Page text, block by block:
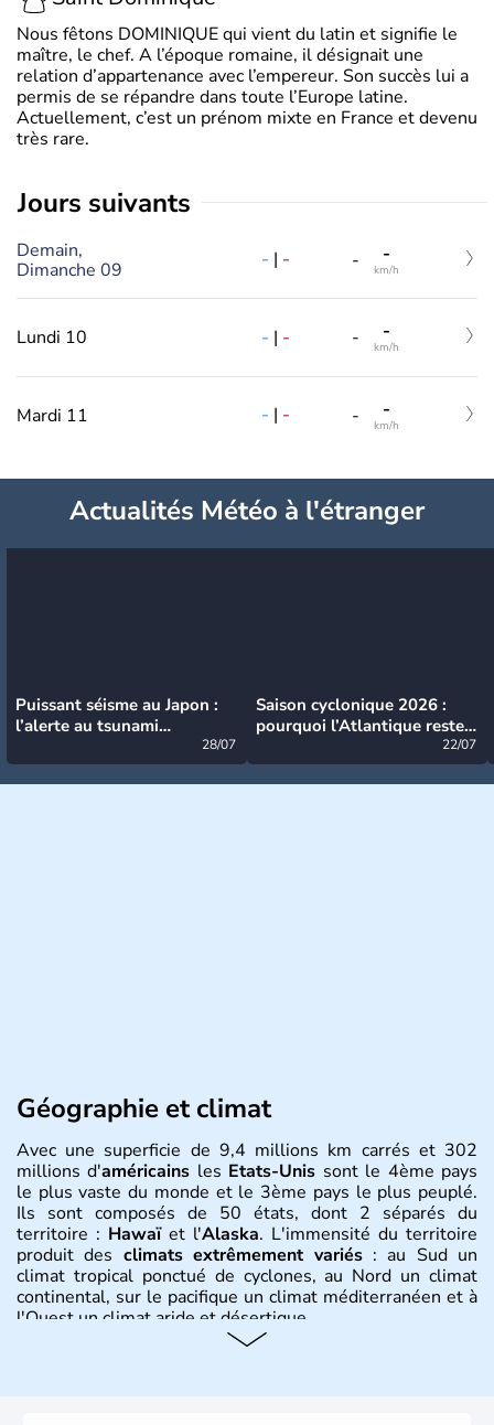
Nous fêtons DOMINIQUE qui vient du latin et signifie le
maître, le chef. A l’époque romaine, il désignait une
relation d’appartenance avec l’empereur. Son succès lui a
permis de se répandre dans toute l’Europe latine.
Actuellement, c’est un prénom mixte en France et devenu
très rare.
jours suivants
Demain,
Dimanche 09
- | - - -
km/h
Lundi 10 - | - - -
km/h
Mardi 11 - | - - -
km/h
Actualités Météo à l'étranger
Puissant séisme au Japon :
l’alerte au tsunami
28/07
Saison cyclonique 2026 :
pourquoi l’Atlantique reste
22/07
Géographie et climat
Avec une superficie de 9,4 millions km carrés et 302
millions d'américains les Etats-Unis sont le 4ème pays
le plus vaste du monde et le 3ème pays le plus peuplé.
Ils sont composés de 50 états, dont 2 séparés du
territoire : Hawaïet l'Alaska. L'immensité du territoire
produit des climats extrêmement variés: au Sud un
climat tropical ponctué de cyclones, au Nord un climat
continental, sur le pacifique un climat méditerranéen et à
l'Ouest un climat aride et désertique.